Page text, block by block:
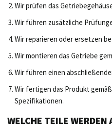
Wir prüfen das
Wir führen zusätzliche
Wir reparieren oder ersetzen
Wir montieren das Getriebe
Wir führen einen
Wir fertigen das Produkt
Spezifikationen.
WELCHE TEILE